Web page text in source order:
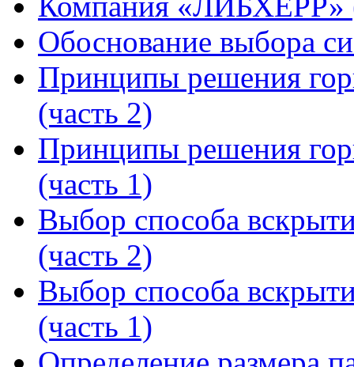
Обоснование выбора
Принципы решения
(часть 2)
Принципы решения
(часть 1)
Выбор способа
(часть 2)
Выбор способа
(часть 1)